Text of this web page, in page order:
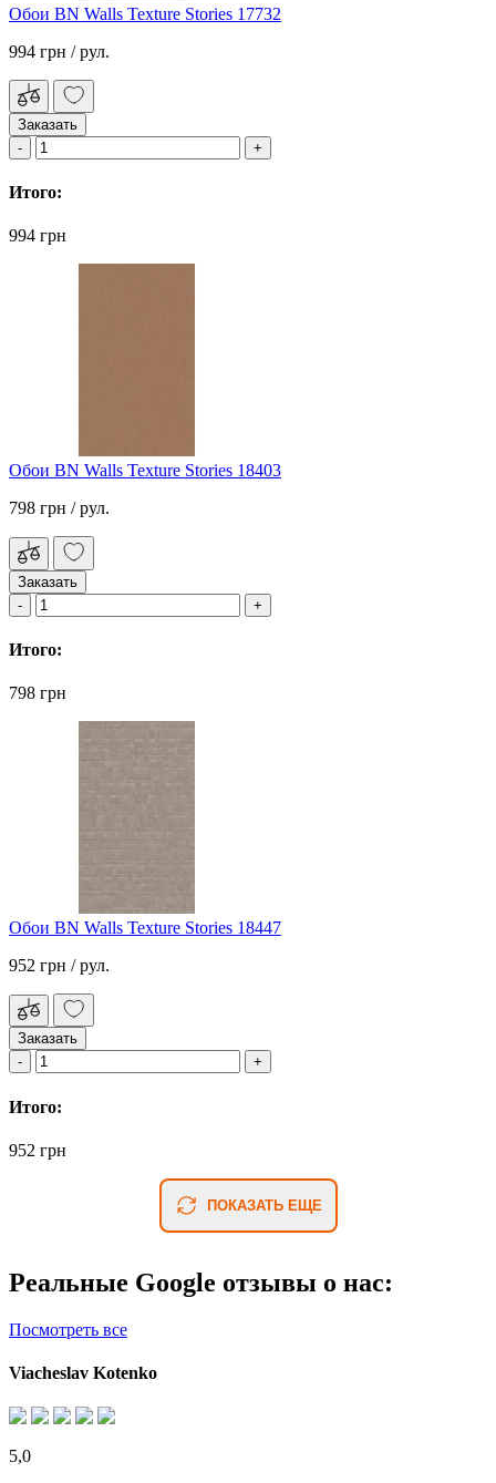
Обои BN Walls Texture Stories 17732
994 грн / рул.
Заказать
Итого:
994 грн
Обои BN Walls Texture Stories 18403
798 грн / рул.
Заказать
Итого:
798 грн
Обои BN Walls Texture Stories 18447
952 грн / рул.
Заказать
Итого:
952 грн
ПОКАЗАТЬ ЕЩЕ
Реальные Google отзывы о нас:
Посмотреть все
Viacheslav Kotenko
5,0